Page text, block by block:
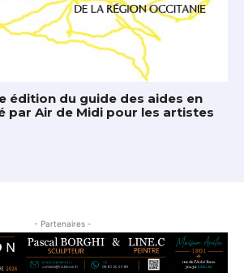
édition du guide des aides en
par Air de Midi pour les artistes
- Partenaires -